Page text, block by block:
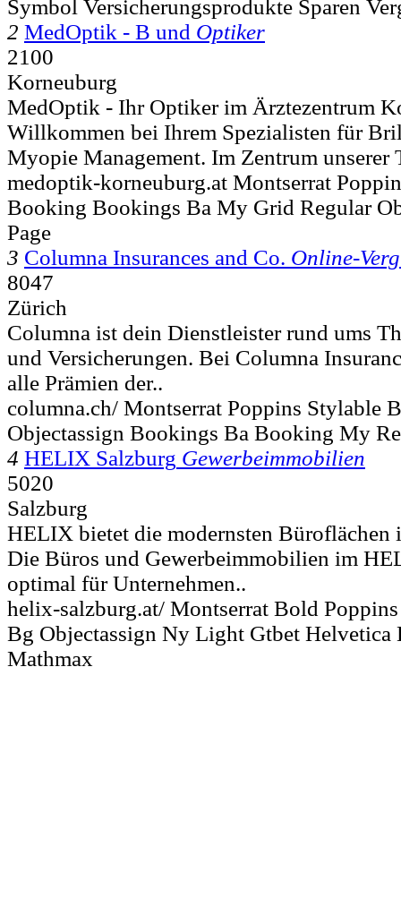
Symbol Versicherungsprodukte Sparen
2 MedOptik - B und Optiker
2100
Korneuburg
MedOptik - Ihr Optiker im Ärztezentrum
Willkommen bei Ihrem Spezialisten für
Myopie Management. Im Zentrum unserer
medoptik-korneuburg.at Montserrat
Booking Bookings Ba My Grid Regular
Page
3 Columna Insurances and Co. Online-
8047
Zürich
Columna ist dein Dienstleister rund ums
und Versicherungen. Bei Columna
alle Prämien der..
columna.ch/ Montserrat Poppins Stylable
Objectassign Bookings Ba Booking My
4 HELIX Salzburg Gewerbeimmobilien
5020
Salzburg
HELIX bietet die modernsten Büroflächen
Die Büros und Gewerbeimmobilien im
optimal für Unternehmen..
helix-salzburg.at/ Montserrat Bold
Bg Objectassign Ny Light Gtbet Helvetica
Mathmax